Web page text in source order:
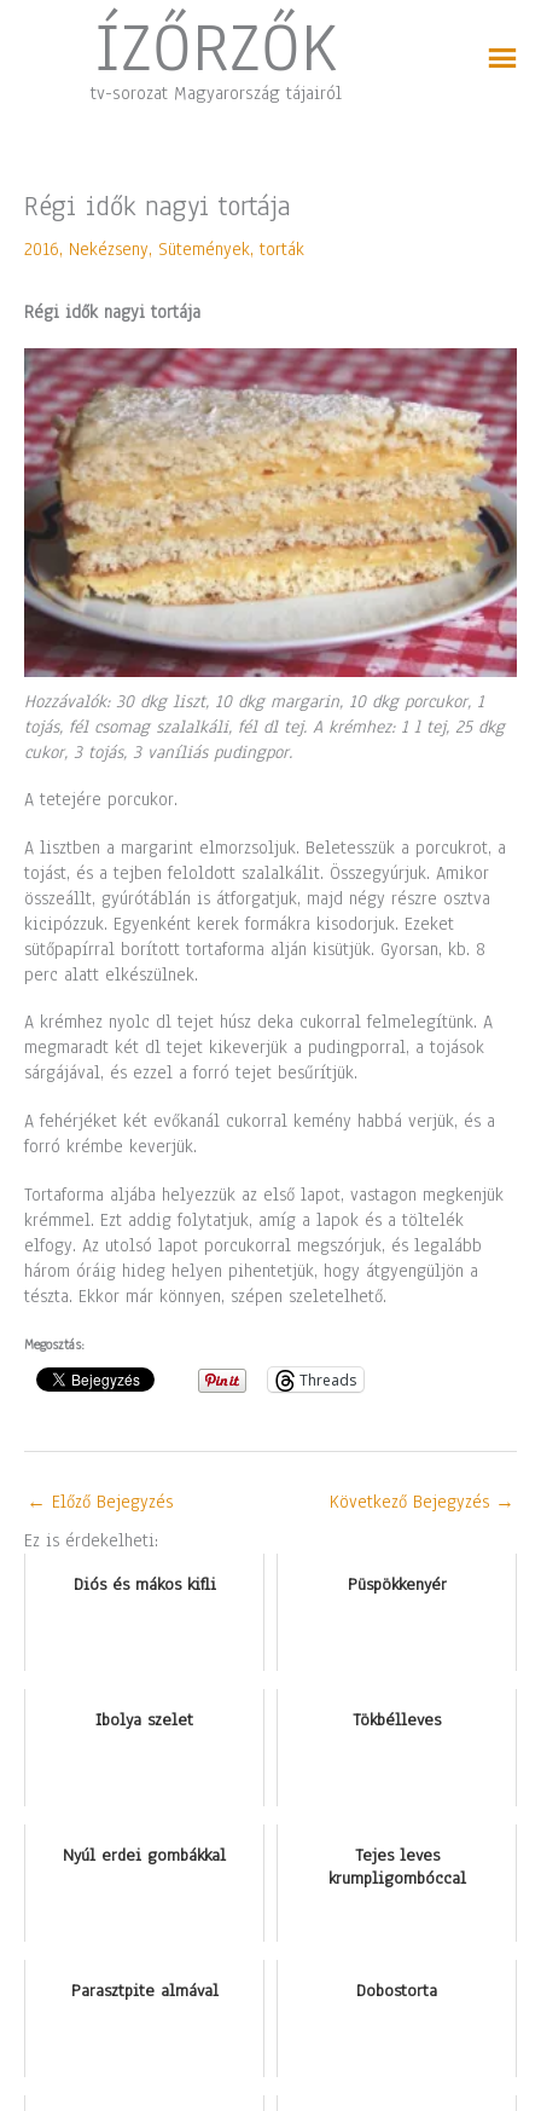
ÍZŐRZŐK
tv-sorozat Magyarország tájairól
Régi idők nagyi tortája
2016, Nekézseny, Sütemények, torták
Régi idők nagyi tortája
Hozzávalók: 30 dkg liszt, 10 dkg margarin, 10 dkg porcukor, 1
tojás, fél csomag szalalkáli, fél dl tej. A krémhez: 1 l tej, 25 dkg
cukor, 3 tojás, 3 vaníliás pudingpor.
A tetejére porcukor.
A lisztben a margarint elmorzsoljuk. Beletesszük a porcukrot, a
tojást, és a tejben feloldott szalalkálit. Összegyúrjuk. Amikor
összeállt, gyúrótáblán is átforgatjuk, majd négy részre osztva
kicipózzuk. Egyenként kerek formákra kisodorjuk. Ezeket
sütőpapírral borított tortaforma alján kisütjük. Gyorsan, kb. 8
perc alatt elkészülnek.
A krémhez nyolc dl tejet húsz deka cukorral felmelegítünk. A
megmaradt két dl tejet kikeverjük a pudingporral, a tojások
sárgájával, és ezzel a forró tejet besűrítjük.
A fehérjéket két evőkanál cukorral kemény habbá verjük, és a
forró krémbe keverjük.
Tortaforma aljába helyezzük az első lapot, vastagon megkenjük
krémmel. Ezt addig folytatjuk, amíg a lapok és a töltelék
elfogy. Az utolsó lapot porcukorral megszórjuk, és legalább
három óráig hideg helyen pihentetjük, hogy átgyengüljön a
tészta. Ekkor már könnyen, szépen szeletelhető.
Megosztás:
Threads
← Előző Bejegyzés Következő Bejegyzés →
Ez is érdekelheti:
Diós és mákos kifli Püspökkenyér
Ibolya szelet Tökbélleves
Nyúl erdei gombákkal
Tejes leves
krumpligombóccal
Parasztpite almával Dobostorta